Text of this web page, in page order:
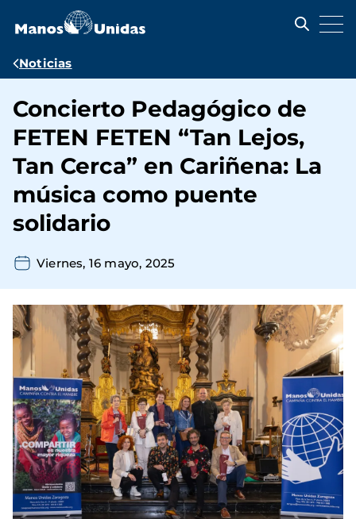
contenido
Ruta
navegación
Noticias
Concierto Pedagógico de
FETEN FETEN “Tan Lejos,
Tan Cerca” en Cariñena: La
música como puente
solidario
Viernes, 16 mayo, 2025